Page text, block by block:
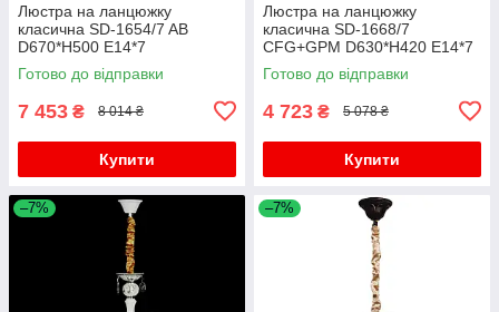
Люстра на ланцюжку
класична SD-1654/7 AB
D670*H500 E14*7
Готово до відправки
7 453 ₴ 8 014 ₴
Купити
Люстра на ланцюжку
класична SD-1668/7
CFG+GPM D630*H420 E14*7
Готово до відправки
4 723 ₴ 5 078 ₴
Купити
–7% –7%